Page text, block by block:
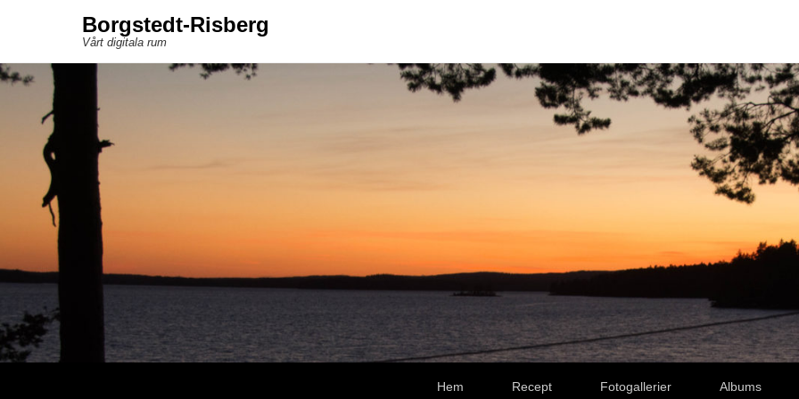
Borgstedt-Risberg
Vårt digitala rum
Hem
Recept Fotogallerier Albums